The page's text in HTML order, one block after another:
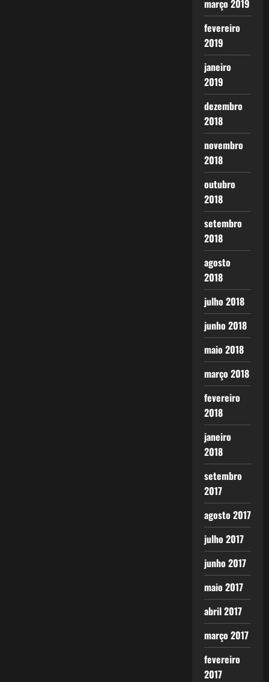
março 2019
fevereiro
2019
janeiro
2019
dezembro
2018
novembro
2018
outubro
2018
setembro
2018
agosto
2018
julho 2018
junho 2018
maio 2018
março 2018
fevereiro
2018
janeiro
2018
setembro
2017
agosto 2017
julho 2017
junho 2017
maio 2017
abril 2017
março 2017
fevereiro
2017